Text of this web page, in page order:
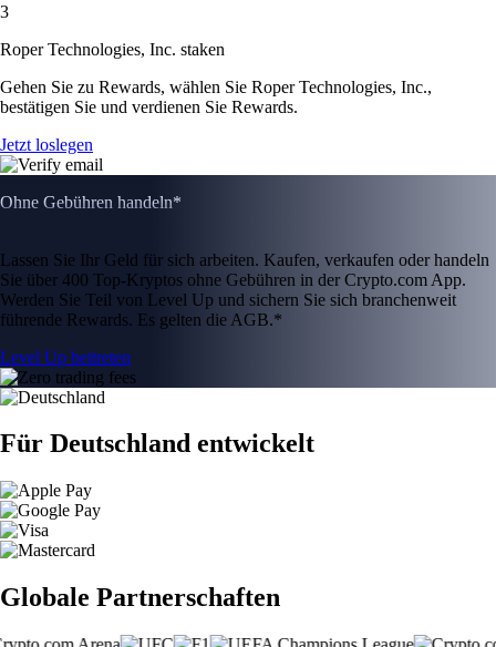
3
Roper Technologies, Inc. staken
Gehen Sie zu Rewards, wählen Sie Roper Technologies, Inc.,
bestätigen Sie und verdienen Sie Rewards.
Jetzt loslegen
Ohne Gebühren handeln*
Lassen Sie Ihr Geld für sich arbeiten. Kaufen, verkaufen oder handeln
Sie über 400 Top-Kryptos ohne Gebühren in der Crypto.com App.
Werden Sie Teil von Level Up und sichern Sie sich branchenweit
führende Rewards. Es gelten die AGB.*
Level Up beitreten
Für Deutschland entwickelt
Globale Partnerschaften